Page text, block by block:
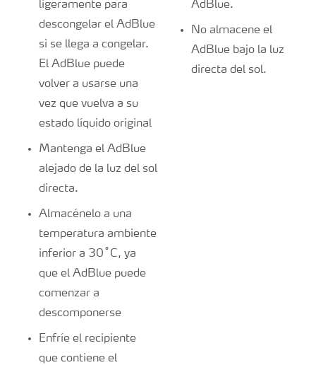
ligeramente para
descongelar el AdBlue
si se llega a congelar.
El AdBlue puede
volver a usarse una
vez que vuelva a su
estado líquido original
Mantenga el AdBlue
alejado de la luz del sol
directa.
Almacénelo a una
temperatura ambiente
inferior a 30˚C, ya
que el AdBlue puede
comenzar a
descomponerse
Enfríe el recipiente
que contiene el
AdBlue.
No almacene el
AdBlue bajo la luz
directa del sol.